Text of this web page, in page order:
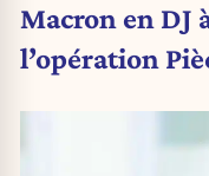
Macron en DJ
l’opération